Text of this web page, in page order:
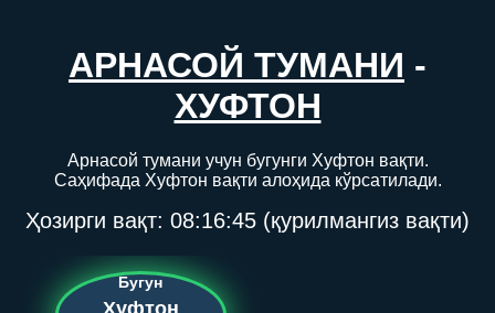
АРНАСОЙ ТУМАНИ -
ХУФТОН
Арнасой тумани учун бугунги Хуфтон вақти.
Саҳифада Хуфтон вақти алоҳида кўрсатилади.
Ҳозирги вақт: 08:16:45 (қурилмангиз вақти)
Бугун
Хуфтон